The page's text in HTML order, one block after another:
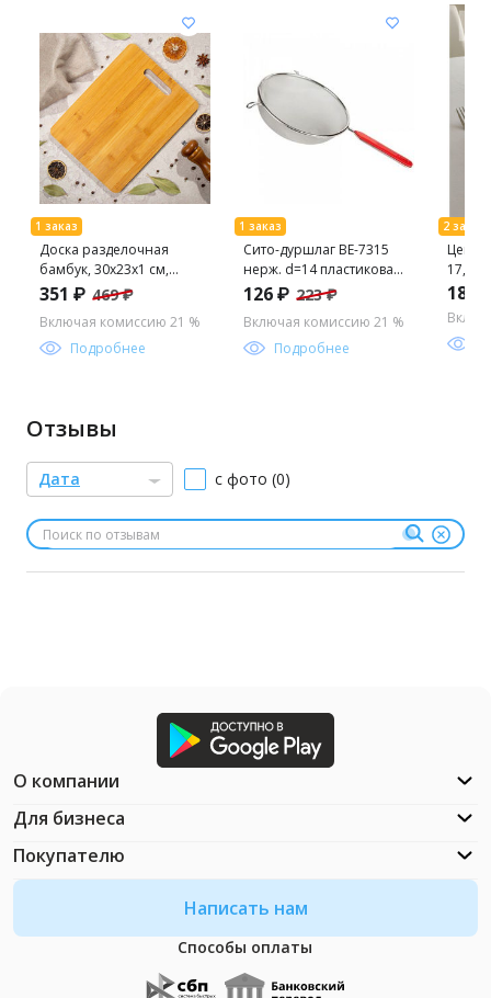
Доска разделочная
бамбук, 30х23х1 см,
прямоугольная, H-1118
351 ₽ 469 ₽
Включая комиссию 21 %
Подробнее
Сито-дуршлаг BE-7315
нерж. d=14 пластиковая
ручка
126 ₽ 223 ₽
Включая комиссию 21 %
Подробнее
Цена
188
Отзывы
Дата с фото (0)
Написать нам
Способы оплаты
О компании
Для бизнеса
Покупателю